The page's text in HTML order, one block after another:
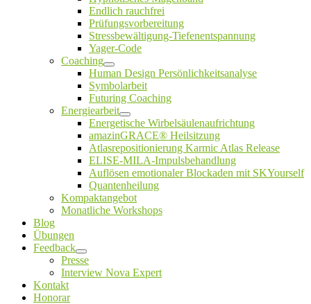
Endlich rauchfrei
Prüfungsvorbereitung
Stressbewältigung-Tiefenentspannung
Yager-Code
Coaching
Untermenü
öffnen
Human Design Persönlichkeitsanalyse
Symbolarbeit
Futuring Coaching
Energiearbeit
Untermenü
öffnen
Energetische Wirbelsäulenaufrichtung
amazinGRACE® Heilsitzung
Atlasrepositionierung Karmic Atlas Release
ELISE-MILA-Impulsbehandlung
Auflösen emotionaler Blockaden mit SKYourself
Quantenheilung
Kompaktangebot
Monatliche Workshops
Blog
Übungen
Feedback
Untermenü
öffnen
Presse
Interview Nova Expert
Kontakt
Honorar